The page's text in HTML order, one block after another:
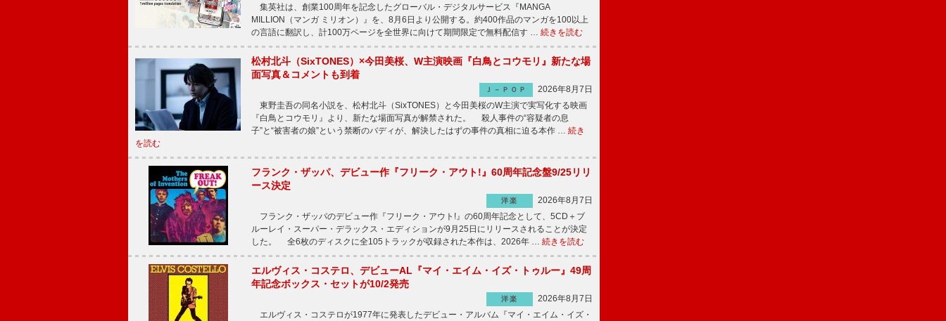
集英社は、創業100周年を記念したグローバル・デジタルサービス『MANGA
MILLION（マンガ ミリオン）』を、8月6日より公開する。約400作品のマンガを100以上
の言語に翻訳し、計100万ページを全世界に向けて期間限定で無料配信す … 続きを読む
松村北斗（SixTONES）×今田美桜、W主演映画『白鳥とコウモリ』新たな場
面写真＆コメントも到着
Ｊ－ＰＯＰ
2026年8月7日
東野圭吾の同名小説を、松村北斗（SixTONES）と今田美桜のW主演で実写化する映画
『白鳥とコウモリ』より、新たな場面写真が解禁された。 殺人事件の“容疑者の息
子”と“被害者の娘”という禁断のバディが、解決したはずの事件の真相に迫る本作 … 続き
を読む
フランク・ザッパ、デビュー作『フリーク・アウト!』60周年記念盤9/25リリ
ース決定
洋楽
2026年8月7日
フランク・ザッパのデビュー作『フリーク・アウト!』の60周年記念として、5CD＋ブ
ルーレイ・スーパー・デラックス・エディションが9月25日にリリースされることが決定
した。 全6枚のディスクに全105トラックが収録された本作は、2026年 … 続きを読む
エルヴィス・コステロ、デビューAL『マイ・エイム・イズ・トゥルー』49周
年記念ボックス・セットが10/2発売
洋楽
2026年8月7日
エルヴィス・コステロが1977年に発表したデビュー・アルバム『マイ・エイム・イズ・